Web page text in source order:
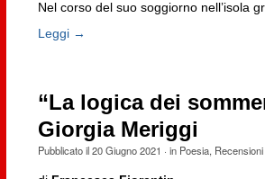
Nel corso del suo soggiorno nell’isola
Leggi →
“La logica dei
Giorgia Meriggi
Pubblicato il20 Giugno 2021 · in Poesia, Recensioni